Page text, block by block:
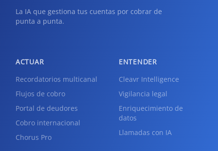
La IA que gestiona tus cuentas por cobrar de
punta a punta.
ACTUAR
Recordatorios multicanal
Flujos de cobro
Portal de deudores
Cobro internacional
Chorus Pro
ENTENDER
Cleavr Intelligence
Vigilancia legal
Enriquecimiento de
datos
Llamadas con IA